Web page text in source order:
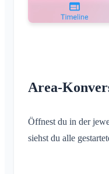
Area-
Öffnest du in der
siehst du alle